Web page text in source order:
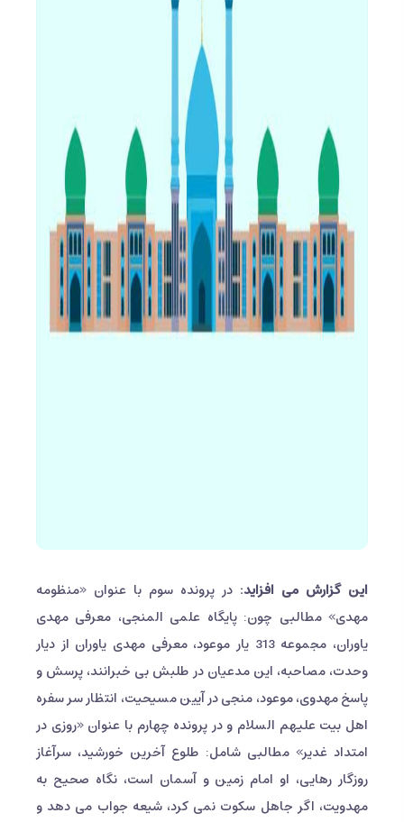
این گزارش می افزاید: در پرونده سوم با عنوان «منظومه
مهدی» مطالبی چون: پایگاه علمی المنجی، معرفی مهدی
یاوران، مجموعه 313 یار موعود، معرفی مهدی یاوران از دیار
وحدت، مصاحبه، این مدعیان در طلبش بی خبرانند، پرسش و
پاسخ مهدوی، موعود، منجی در آیین مسیحیت، انتظار سر سفره
اهل بیت علیهم السلام و در پرونده چهارم با عنوان «روزی در
امتداد غدیر» مطالبی شامل: طلوع آخرین خورشید، سرآغاز
روزگار رهایی، او امام زمین و آسمان است، نگاه صحیح به
مهدویت، اگر جاهل سکوت نمی کرد، شیعه جواب می دهد و